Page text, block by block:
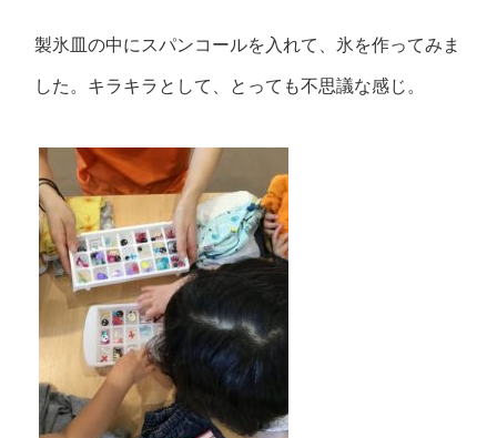
製氷皿の中にスパンコールを入れて、氷を作ってみま
した。キラキラとして、とっても不思議な感じ。